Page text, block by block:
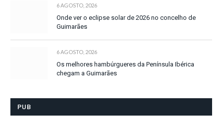
6 AGOSTO, 2026
Onde ver o eclipse solar de 2026 no concelho de
Guimarães
6 AGOSTO, 2026
Os melhores hambúrgueres da Península Ibérica
chegam a Guimarães
PUB